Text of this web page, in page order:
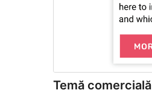
Temă comercială